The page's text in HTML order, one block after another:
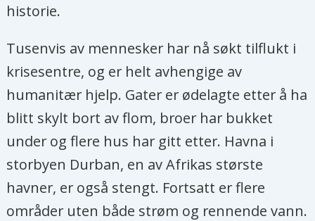
historie.
Tusenvis av mennesker har nå søkt tilflukt i
krisesentre, og er helt avhengige av
humanitær hjelp. Gater er ødelagte etter å ha
blitt skylt bort av flom, broer har bukket
under og flere hus har gitt etter­. Havna i
storbyen Durban, en av Afrikas største
havner, er også stengt. Fortsatt er flere
områder uten både strøm og rennende vann.